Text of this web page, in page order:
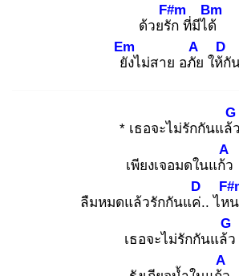
ด้วยรัก
F#m
ที่มีได้
Bm
ยัง
Em
ไม่สาย อภัย
A
ให้กั
D
* เธอจะไม่รักกันแล้ว
G
เพียงเจอมดในแก้ว
A
ลืมหมดแล้วรักกันแค่.
D
. ไหน
เธอจะไม่รักกันแล้ว
G
A